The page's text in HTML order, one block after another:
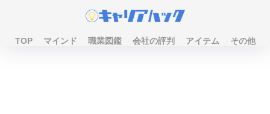
TOP マインド 職業図鑑 会社の評判 アイテム その他